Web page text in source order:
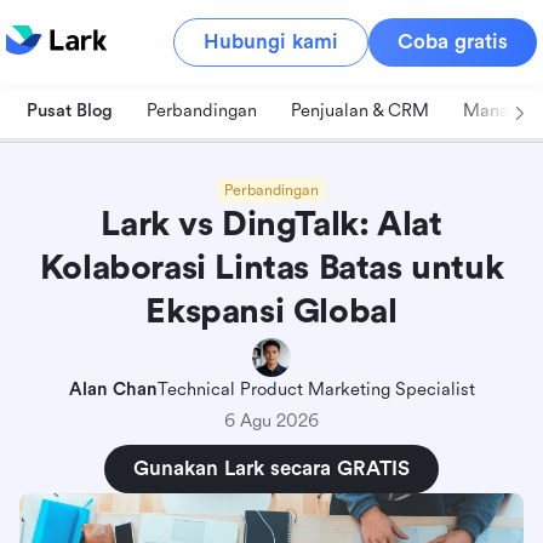
Hubungi kami Coba gratis
Pusat Blog Perbandingan Penjualan & CRM
Perbandingan
Lark vs DingTalk: Alat
Kolaborasi Lintas Batas untuk
Ekspansi Global
Alan ChanTechnical Product Marketing Specialist
6 Agu 2026
Gunakan Lark secara GRATIS